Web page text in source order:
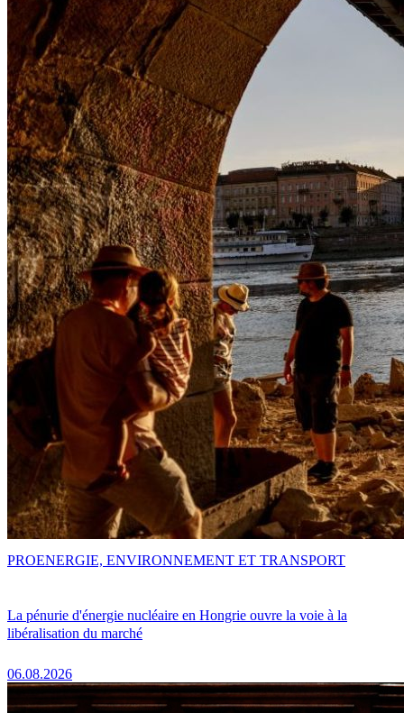
La pénurie d'énergie nucléaire en Hongrie ouvre la voie à la
libéralisation du marché
06.08.2026
PROENERGIE, ENVIRONNEMENT ET TRANSPORT